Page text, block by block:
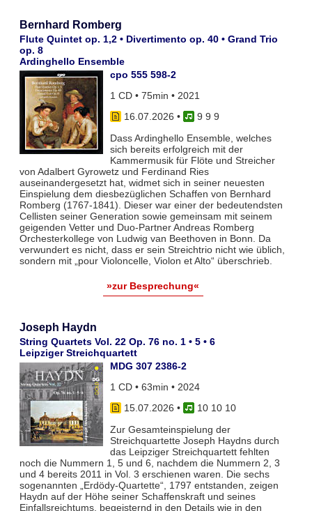
Bernhard Romberg
Flute Quintet op. 1,2 • Divertimento op. 40 • Grand Trio
op. 8
Ardinghello Ensemble
cpo 555 598-2
1 CD • 75min • 2021
16.07.2026 •
9 9 9
Dass Ardinghello Ensemble, welches
sich bereits erfolgreich mit der
Kammermusik für Flöte und Streicher
von Adalbert Gyrowetz und Ferdinand Ries
auseinandergesetzt hat, widmet sich in seiner neuesten
Einspielung dem diesbezüglichen Schaffen von Bernhard
Romberg (1767-1841). Dieser war einer der bedeutendsten
Cellisten seiner Generation sowie gemeinsam mit seinem
geigenden Vetter und Duo-Partner Andreas Romberg
Orchesterkollege von Ludwig van Beethoven in Bonn. Da
verwundert es nicht, dass er sein Streichtrio nicht wie üblich,
sondern mit „pour Violoncelle, Violon et Alto“ überschrieb.
»zur Besprechung«
Joseph Haydn
String Quartets Vol. 22 Op. 76 no. 1 • 5 • 6
Leipziger Streichquartett
MDG 307 2386-2
1 CD • 63min • 2024
15.07.2026 •
10 10 10
Zur Gesamteinspielung der
Streichquartette Joseph Haydns durch
das Leipziger Streichquartett fehlten
noch die Nummern 1, 5 und 6, nachdem die Nummern 2, 3
und 4 bereits 2011 in Vol. 3 erschienen waren. Die sechs
sogenannten „Erdödy-Quartette“, 1797 entstanden, zeigen
Haydn auf der Höhe seiner Schaffenskraft und seines
Einfallsreichtums, begeisternd in den Details wie in den